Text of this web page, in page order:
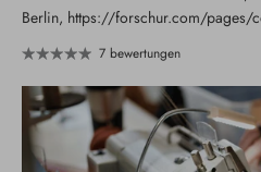
Berlin, https://forschur.com/pages/
7 bewertungen